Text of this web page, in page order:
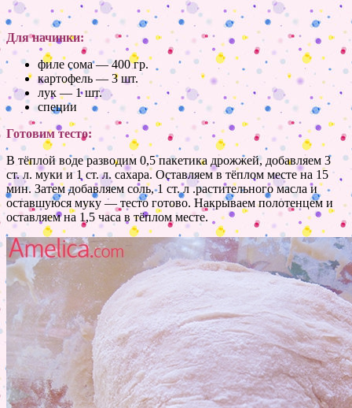
Для начинки:
филе сома — 400 гр.
картофель — 3 шт.
лук — 1 шт.
специи
Готовим тесто:
В тёплой воде разводим 0,5 пакетика дрожжей, добавляем 3
ст. л. муки и 1 ст. л. сахара. Оставляем в тёплом месте на 15
мин. Затем добавляем соль, 1 ст. л .растительного масла и
оставшуюся муку — тесто готово. Накрываем полотенцем и
оставляем на 1,5 часа в тёплом месте.